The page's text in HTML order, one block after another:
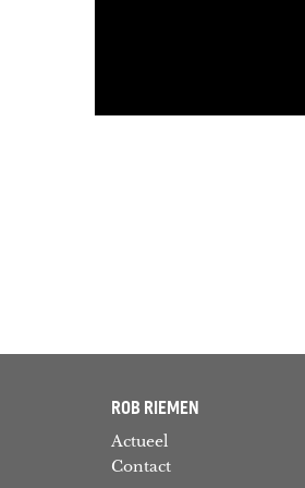
ROB RIEMEN
Actueel
Contact